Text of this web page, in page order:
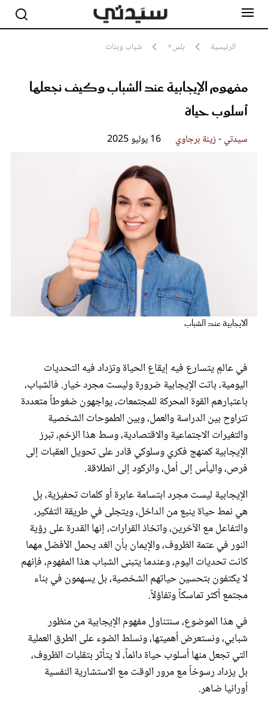
الرئيسية بلس+ شباب وبنات
مفهوم الإيجابية عند الشباب وكيف نجعلها
أسلوب حياة
سيدتي - زينة برجاوي 16 يوليو 2025
الايجابية عند الشباب
في عالمٍ يتسارع فيه إيقاع الحياة وتزداد فيه التحديات
اليومية، باتت الإيجابية ضرورة وليست مجرد خيار. فالشباب،
باعتبارهم القوة المحركة للمجتمعات، يواجهون ضغوطاً متعددة
تتراوح بين الدراسة والعمل، وبين الطموحات الشخصية
والتغيرات الاجتماعية والاقتصادية، وسط هذا الزخم، تبرز
الإيجابية كمنهج فكري وسلوكي قادر على تحويل العقبات إلى
فرص، واليأس إلى أمل، والركود إلى انطلاقة.
الإيجابية ليست مجرد ابتسامة عابرة أو كلمات تحفيزية، بل
هي نمط حياة ينبع من الداخل، ويتجلى في طريقة التفكير،
والتفاعل مع الآخرين، واتخاذ القرارات، إنها القدرة على رؤية
النور في عتمة الظروف، والإيمان بأن الغد يحمل الأفضل مهما
كانت تحديات اليوم، وعندما يتبنى الشباب هذا المفهوم، فإنهم
لا يكتفون بتحسين حياتهم الشخصية، بل يسهمون في بناء
مجتمع أكثر تماسكاً وتفاؤلاً.
في هذا الموضوع، سنتناول مفهوم الإيجابية من منظور
شبابي، ونستعرض أهميتها، ونسلط الضوء على الطرق العملية
التي تجعل منها أسلوب حياة دائماً، لا يتأثر بتقلبات الظروف،
بل يزداد رسوخاً مع مرور الوقت مع الاستشارية النفسية
أورانيا ضاهر.
مشاهير
جمال
سيدتي وطفلك
مجلة سيدتي
غلاف رفمي